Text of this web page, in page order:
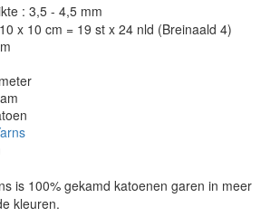
: 3,5 - 4,5 mm
x 10 cm = 19 st x 24 nld (Breinaald 4)
is 100% gekamd katoenen garen in meer
kleuren.